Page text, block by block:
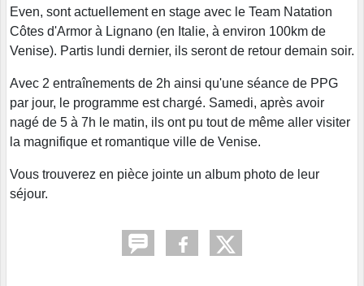
Even, sont actuellement en stage avec le Team Natation
Côtes d'Armor à Lignano (en Italie, à environ 100km de
Venise). Partis lundi dernier, ils seront de retour demain soir.
Avec 2 entraînements de 2h ainsi qu'une séance de PPG
par jour, le programme est chargé. Samedi, après avoir
nagé de 5 à 7h le matin, ils ont pu tout de même aller visiter
la magnifique et romantique ville de Venise.
Vous trouverez en pièce jointe un album photo de leur
séjour.